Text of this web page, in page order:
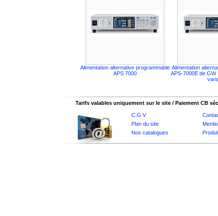
Alimentation alternative programmable
APS 7000
Alimentation
APS-7000E de
Tarifs valables uniquement sur le site / Paiement CB
C.G.V
Plan du site
Nos catalogues